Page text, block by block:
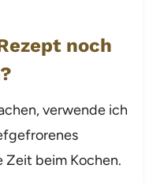
noch
verwende ich
Zeit beim Kochen.